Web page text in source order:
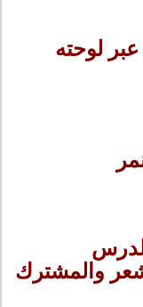
لوحته
والمشترك